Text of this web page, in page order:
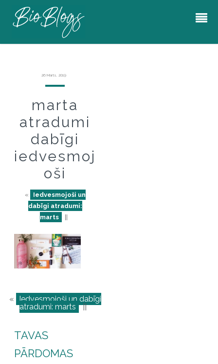
26 Marts, 2019
marta
atradumi
dabīgi
iedvesmoj
oši
«
Iedvesmojoši un
dabīgi atradumi:
marts
«
Iedvesmojoši un dabīgi
atradumi: marts ||
TAVAS
PĀRDOMAS